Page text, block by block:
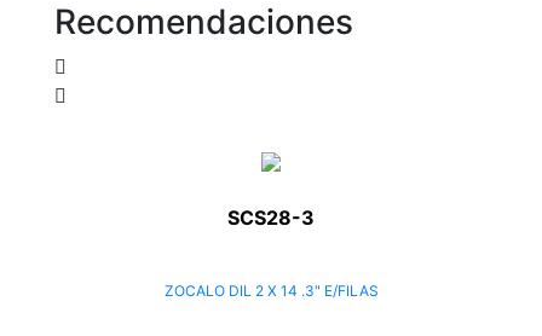
Recomendaciones
SCS28-3
ZOCALO DIL 2 X 14 .3" E/FILAS